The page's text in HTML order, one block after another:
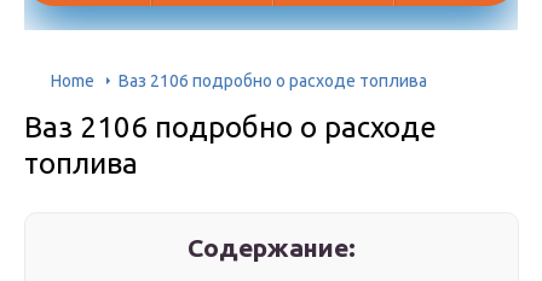
Home Ваз 2106 подробно о расходе топлива
Ваз 2106 подробно о расходе
топлива
Содержание: